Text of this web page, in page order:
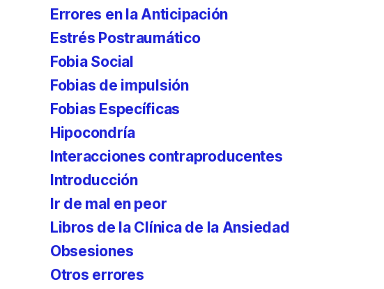
Errores en la Anticipación
Estrés Postraumático
Fobia Social
Fobias de impulsión
Fobias Específicas
Hipocondría
Interacciones contraproducentes
Introducción
Ir de mal en peor
Libros de la Clínica de la Ansiedad
Obsesiones
Otros errores